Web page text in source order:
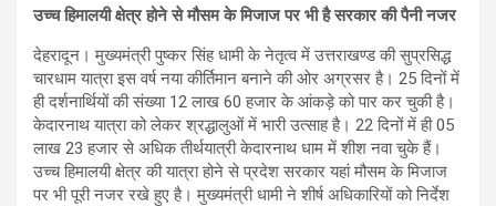
उच्च हिमालयी क्षेत्र होने से मौसम के मिजाज पर भी है सरकार की पैनी नजर
देहरादून। मुख्यमंत्री पुष्कर सिंह धामी के नेतृत्व में उत्तराखण्ड की सुप्रसिद्ध
चारधाम यात्रा इस वर्ष नया कीर्तिमान बनाने की ओर अग्रसर है। 25 दिनों में
ही दर्शनार्थियों की संख्या 12 लाख 60 हजार के आंकड़े को पार कर चुकी है।
केदारनाथ यात्रा को लेकर श्रद्धालुओं में भारी उत्साह है। 22 दिनों में ही 05
लाख 23 हजार से अधिक तीर्थयात्री केदारनाथ धाम में शीश नवा चुके हैं।
उच्च हिमालयी क्षेत्र की यात्रा होने से प्रदेश सरकार यहां मौसम के मिजाज
पर भी पूरी नजर रखे हुए है। मुख्यमंत्री धामी ने शीर्ष अधिकारियों को निर्देश